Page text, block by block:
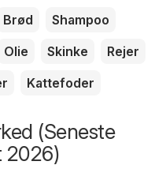
Brød
Shampoo
Olie Skinke
Rejer
Kattefoder
(Seneste
2026)